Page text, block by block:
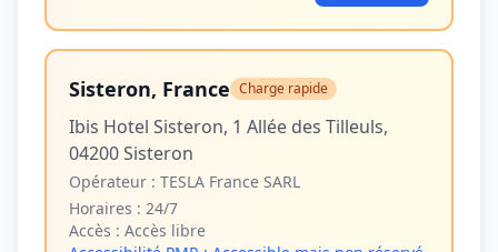
Sisteron, France Charge rapide
Ibis Hotel Sisteron, 1 Allée des Tilleuls,
04200 Sisteron
Opérateur : TESLA France SARL
Horaires : 24/7
Accès : Accès libre